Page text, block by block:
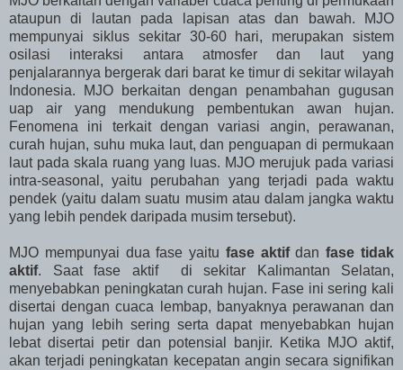
ataupun di lautan pada lapisan atas dan bawah. MJO
mempunyai siklus sekitar 30-60 hari, merupakan sistem
osilasi interaksi antara atmosfer dan laut yang
penjalarannya bergerak dari barat ke timur di sekitar wilayah
Indonesia. MJO berkaitan dengan penambahan gugusan
uap air yang mendukung pembentukan awan hujan.
Fenomena ini terkait dengan variasi angin, perawanan,
curah hujan, suhu muka laut, dan penguapan di permukaan
laut pada skala ruang yang luas. MJO merujuk pada variasi
intra-seasonal, yaitu perubahan yang terjadi pada waktu
pendek (yaitu dalam suatu musim atau dalam jangka waktu
yang lebih pendek daripada musim tersebut).
MJO mempunyai dua fase yaitu fase aktifdanfase tidak
aktif. Saat fase aktif di sekitar Kalimantan Selatan,
menyebabkan peningkatan curah hujan. Fase ini sering kali
disertai dengan cuaca lembap, banyaknya perawanan dan
hujan yang lebih sering serta dapat menyebabkan hujan
lebat disertai petir dan potensial banjir. Ketika MJO aktif,
akan terjadi peningkatan kecepatan angin secara signifikan